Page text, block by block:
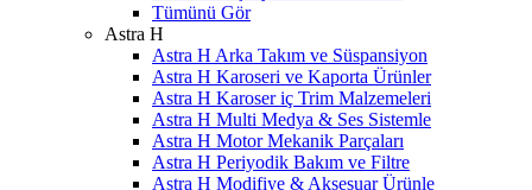
Tümünü Gör
Astra H
Astra H Arka Takım ve Süspansiyon
Astra H Karoseri ve Kaporta Ürünler
Astra H Karoser iç Trim Malzemeleri
Astra H Multi Medya & Ses Sistemle
Astra H Motor Mekanik Parçaları
Astra H Periyodik Bakım ve Filtre
Astra H Modifiye & Aksesuar Ürünle